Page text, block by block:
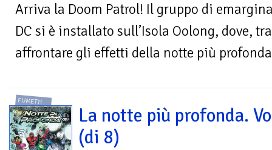
Arriva la Doom Patrol! Il gruppo di
DC si è installato sull’Isola Oolong, dove,
affrontare gli effetti della notte più
FUMETTI
La notte più profonda.
(di 8)